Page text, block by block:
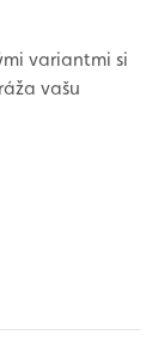
variantmi si
vašu